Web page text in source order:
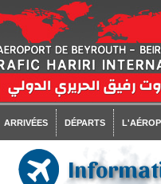
ARRIVÉES DÉPARTS